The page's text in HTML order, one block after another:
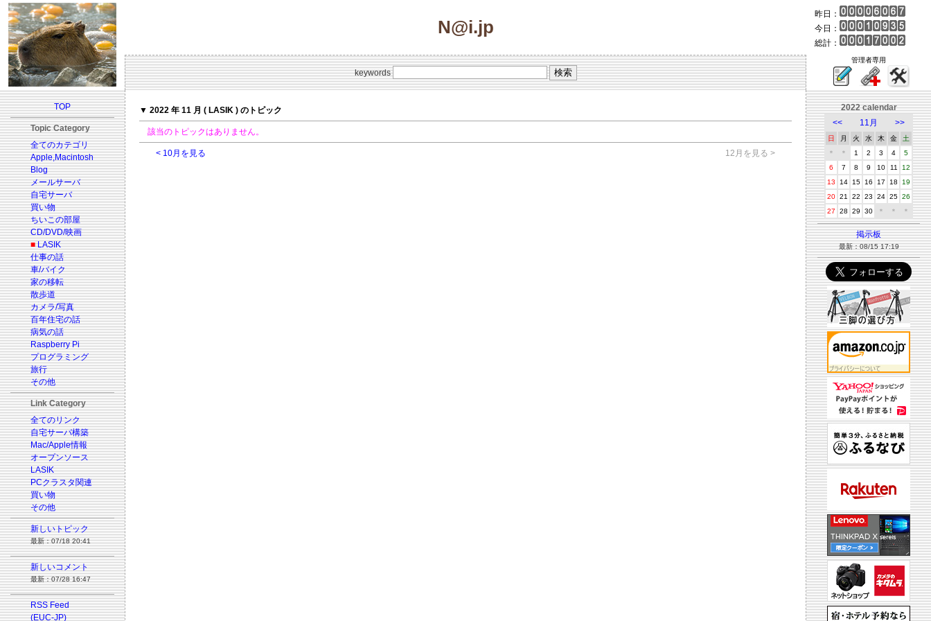
N@i.jp
昨日：
今日：
総計：
keywords
管理者専用
TOP
Topic Category
全てのカテゴリ
Apple,Macintosh
Blog
メールサーバ
自宅サーバ
買い物
ちいこの部屋
CD/DVD/映画
■ LASIK
仕事の話
車/バイク
家の移転
散歩道
カメラ/写真
百年住宅の話
病気の話
Raspberry Pi
プログラミング
旅行
その他
Link Category
全てのリンク
自宅サーバ構築
Mac/Apple情報
オープンソース
LASIK
PCクラスタ関連
買い物
その他
新しいトピック
最新：07/18 20:41
新しいコメント
最新：07/28 16:47
RSS Feed
(EUC-JP)
▼ 2022 年 11 月 ( LASIK ) のトピック
該当のトピックはありません。
< 10月を見る 12月を見る >
2022 calendar
<<
11月 >>
日 月 火 水 木 金
土
＊
＊ 1 2 3 4
5
6
7 8 9 10 11
12
13
14 15 16 17 18
19
20 21 22 23 24 25 26
27
28 29 30 ＊ ＊ ＊
掲示板
最新：08/15 17:19